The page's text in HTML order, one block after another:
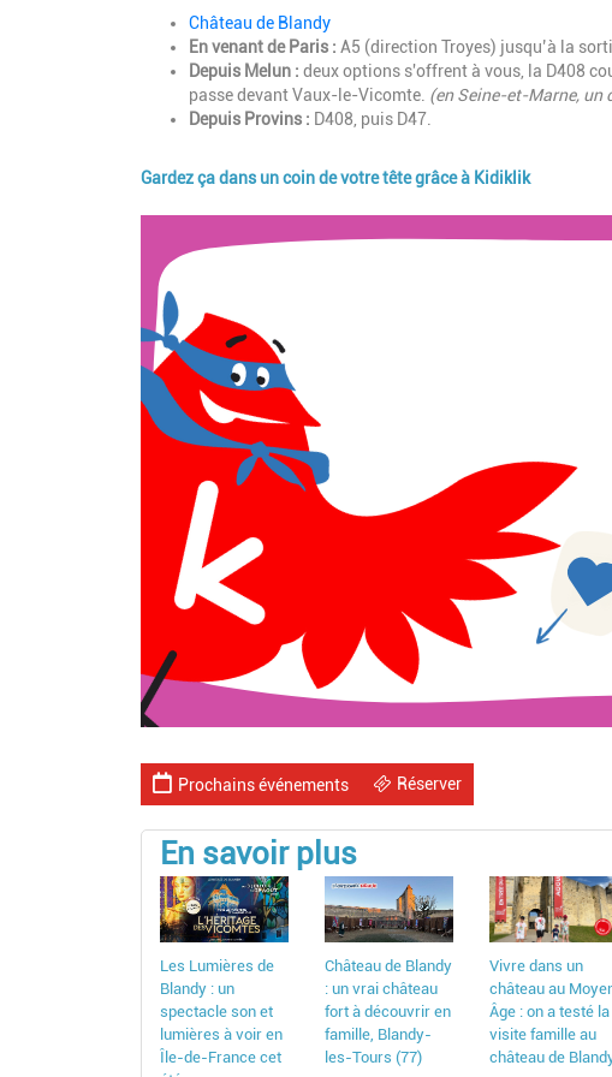
DescriptionChâteau de Blandy
En venant de Paris : A5 (direction Troyes) jusqu’à la
Depuis Melun : deux options s'offrent à vous, la D408
passe devant Vaux-le-Vicomte. (en Seine-et-Marne, un
Depuis Provins : D408, puis D47.
Gardez ça dans un coin de votre tête grâce à Kidiklik
Réserver
Prochains événements
En savoir plus
Les Lumières de
Blandy : un
spectacle son et
lumières à voir en
Île-de-France cet
Château de Blandy
: un vrai château
fort à découvrir en
famille, Blandy-
les-Tours (77)
Vivre dans un
château au
Âge : on a testé la
visite famille au
château de